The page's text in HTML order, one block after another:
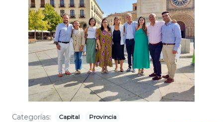
Categorías: Capital Provincia